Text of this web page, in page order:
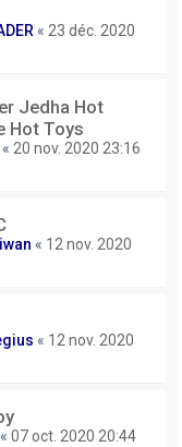
« 23 déc. 2020
Jedha Hot
Hot Toys
« 20 nov. 2020 23:16
« 12 nov. 2020
« 12 nov. 2020
« 07 oct. 2020 20:44